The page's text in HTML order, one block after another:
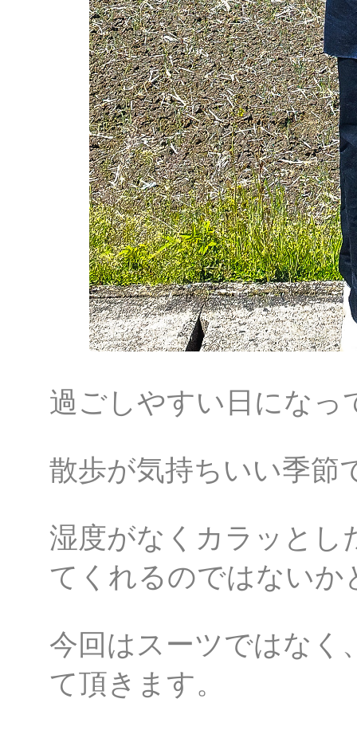
過ごしやすい日になっ
散歩が気持ちいい季節
湿度がなくカラッとし
てくれるのではない
今回はスーツではなく
て頂きます。